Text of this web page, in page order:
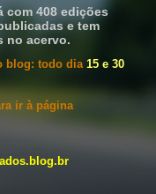
com 408 edições
e tem
no acervo.
blog: todo dia 15 e 30
ir à página